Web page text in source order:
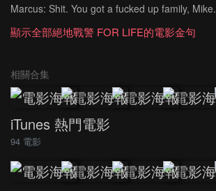
Marcus: Shit. You got a fucked up family, Mike.
顯示全部絕地戰警 FOR LIFE的電影金句
相關合集
iTunes 熱門電影
94 電影